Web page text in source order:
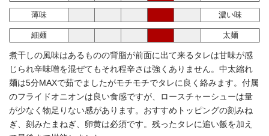
薄味 濃い味
細麺 太麺
煮干しの風味はあるものの背脂が前面に出て来るタレは甘味が感
じられ辛味噌を混ぜてもそれ程辛さは強くありません。中太縮れ
麺は5分MAXで茹でましたがモチモチでタレに良く絡みます。付属
のフライドオニオンは良い食感ですが、ロースチャーシューは量
が少なく物足りない感があります。おすすめトッピングの刻みね
ぎ、刻みたまねぎ、卵黄は必須です。残ったタレに追い飯を加え